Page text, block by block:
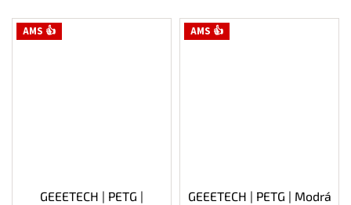
AMS 👍
GEEETECH | PETG |
AMS 👍
GEEETECH | PETG | Modrá